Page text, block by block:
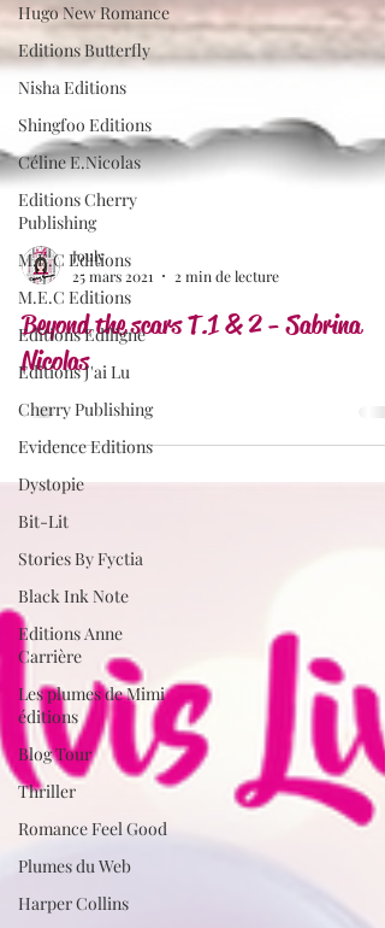
Hugo New Romance
Editions Butterfly
Nisha Editions
Shingfoo Editions
Céline E.Nicolas
Editions Cherry
Publishing
M.E.C Editions
M.E.C Editions
Editions Ediligne
Editions J'ai Lu
Cherry Publishing
Evidence Editions
Dystopie
Bit-Lit
Stories By Fyctia
Black Ink Note
Editions Anne
Carrière
Les plumes de Mimi
éditions
Blog Tour
Thriller
Romance Feel Good
Plumes du Web
Harper Collins
Jouly
25 mars 2021
2 min de lecture
Beyond the scars T.1 & 2 - Sabrina
Nicolas